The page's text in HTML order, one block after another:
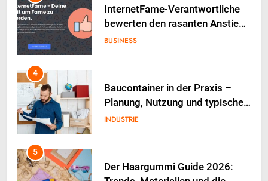
Unternehmen
4
Baucontainer in der Praxis –
Planung, Nutzung und typische
5
Der Haargummi Guide 2026:
Trends, Materialien und die
6